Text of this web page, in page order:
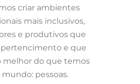
criar ambientes
mais inclusivos,
e produtivos que
e que
melhor do que temos
mundo: pessoas.